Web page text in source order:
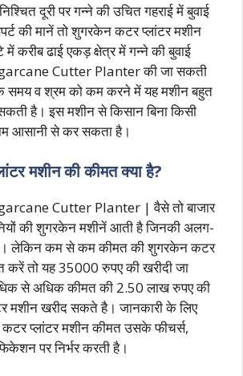
दूरी पर गन्ने की उचित गहराई में बुवाई
की मानें तो शुगरकेन कटर प्लांटर मशीन
करीब ढाई एकड़ क्षेत्र में गन्ने की बुवाई
Cutter Planter की जा सकती
समय व श्रम को कम करने में यह मशीन बहुत
है। इस मशीन से किसान बिना किसी
आसानी से कर सकता है।
मशीन की कीमत क्या है?
Cutter Planter | वैसे तो बाजार
की शुगरकेन मशीनें आती है जिनकी अलग-
लेकिन कम से कम कीमत की शुगरकेन कटर
करें तो यह 35000 रुपए की खरीदी जा
से अधिक कीमत की 2.50 लाख रुपए की
मशीन खरीद सकते है। जानकारी के लिए
प्लांटर मशीन कीमत उसके फीचर्स,
पर निर्भर करती है।